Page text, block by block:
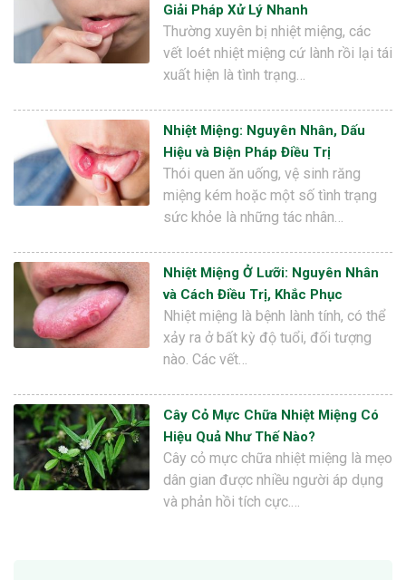
Giải Pháp Xử Lý Nhanh
Thường xuyên bị nhiệt miệng, các
vết loét nhiệt miệng cứ lành rồi lại tái
xuất hiện là tình trạng…
Nhiệt Miệng: Nguyên Nhân, Dấu
Hiệu và Biện Pháp Điều Trị
Thói quen ăn uống, vệ sinh răng
miệng kém hoặc một số tình trạng
sức khỏe là những tác nhân…
Nhiệt Miệng Ở Lưỡi: Nguyên Nhân
và Cách Điều Trị, Khắc Phục
Nhiệt miệng là bệnh lành tính, có thể
xảy ra ở bất kỳ độ tuổi, đối tượng
nào. Các vết…
Cây Cỏ Mực Chữa Nhiệt Miệng Có
Hiệu Quả Như Thế Nào?
Cây cỏ mực chữa nhiệt miệng là mẹo
dân gian được nhiều người áp dụng
và phản hồi tích cực.…